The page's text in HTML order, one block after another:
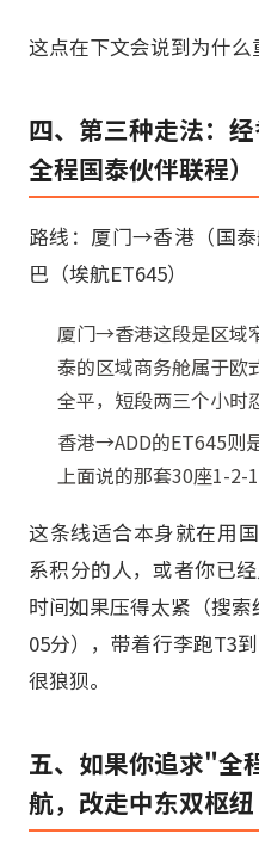
这点在下文会说到为什么
四、第三种走法：
全程国泰伙伴联程）
路线：厦门→香港（国
巴（埃航ET645）
厦门→香港这段是区域
泰的区域商务舱属于
全平，短段两三个小时
香港→ADD的ET645则
上面说的那套30座1-2-
这条线适合本身就在用
系积分的人，或者你已
时间如果压得太紧（搜
05分），带着行李跑T3
很狼狈。
五、如果你追求"全
航，改走中东双枢纽